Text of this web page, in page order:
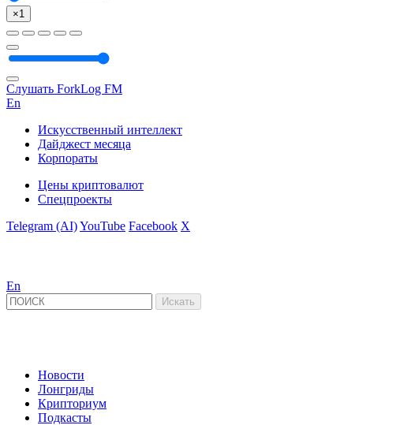
×1
Слушать ForkLog FM
En
Искусственный интеллект
Дайджест месяца
Корпораты
Цены криптовалют
Спецпроекты
Telegram (AI)YouTube Facebook X
En
Новости
Лонгриды
Крипториум
Подкасты